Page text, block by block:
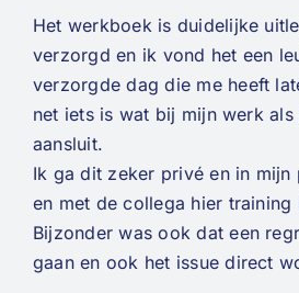
Het werkboek is duidelijke
verzorgd en ik vond het een
verzorgde dag die me heeft
net iets is wat bij mijn werk als
aansluit.
Ik ga dit zeker privé en in mijn
en met de collega hier training
Bijzonder was ook dat een
gaan en ook het issue direct